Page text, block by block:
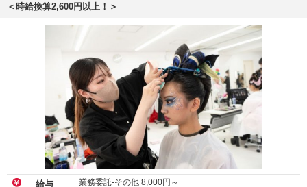
＜時給換算2,600円以上！＞
給与 業務委託-その他 8,000円～